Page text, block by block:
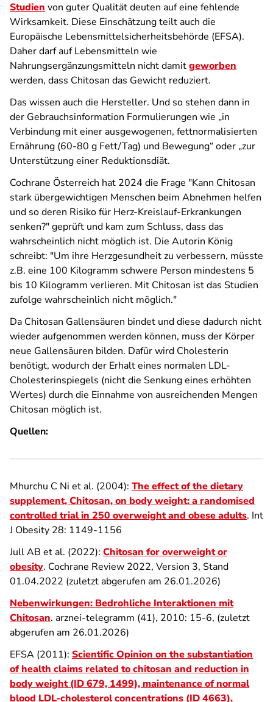
Studien von guter Qualität deuten auf eine fehlende
Wirksamkeit. Diese Einschätzung teilt auch die
Europäische Lebensmittelsicherheitsbehörde (EFSA).
Daher darf auf Lebensmitteln wie
Nahrungsergänzungsmitteln nicht damitgeworben
werden, dass Chitosan das Gewicht reduziert.
Das wissen auch die Hersteller. Und so stehen dann in
der Gebrauchsinformation Formulierungen wie „in
Verbindung mit einer ausgewogenen, fett­normalisierten
Ernährung (60-80 g Fett/Tag) und Bewegung“ oder „zur
Unterstützung einer Reduktionsdiät.
Cochrane Österreich hat 2024 die Frage "Kann Chitosan
stark übergewichtigen Menschen beim Abnehmen helfen
und so deren Risiko für Herz-Kreislauf-Erkrankungen
senken?" geprüft und kam zum Schluss, dass das
wahrscheinlich nicht möglich ist. Die Autorin König
schreibt: "Um ihre Herzgesundheit zu verbessern, müsste
z.B. eine 100 Kilogramm schwere Person mindestens 5
bis 10 Kilogramm verlieren. Mit Chitosan ist das Studien
zufolge wahrscheinlich nicht möglich."
Da Chitosan Gallensäuren bindet und diese dadurch nicht
wieder aufgenommen werden können, muss der Körper
neue Gallensäuren bilden. Dafür wird Cholesterin
benötigt, wodurch der Erhalt eines normalen LDL-
Cholesterinspiegels (nicht die Senkung eines erhöhten
Wertes) durch die Einnahme von ausreichenden Mengen
Chitosan möglich ist.
Quellen:
Mhurchu C Ni et al. (2004): The effect of the dietary
supplement, Chitosan, on body weight: a randomised
controlled trial in 250 overweight and obese adults. Int
J Obesity 28: 1149-1156
Jull AB et al. (2022): Chitosan for overweight or
obesity. Cochrane Review 2022, Version 3, Stand
01.04.2022 (zuletzt abgerufen am 26.01.2026)
Nebenwirkungen: Bedrohliche Interaktionen mit
Chitosan. arznei-telegramm (41), 2010: 15-6, (zuletzt
abgerufen am 26.01.2026)
EFSA (2011): Scientific Opinion on the substantiation
of health claims related to chitosan and reduction in
body weight (ID 679, 1499), maintenance of normal
blood LDL-cholesterol concentrations (ID 4663),